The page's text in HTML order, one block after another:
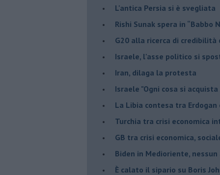
L'antica Persia si è svegliata
Rishi Sunak spera in “Babbo
G20 alla ricerca di
Israele, l'asse politico si
Iran, dilaga la protesta
Israele "Ogni cosa si
La Libia contesa tra Erdogan
Turchia tra crisi economica
GB tra crisi economica,
Biden in Medioriente, nessun
È calato il sipario su Boris